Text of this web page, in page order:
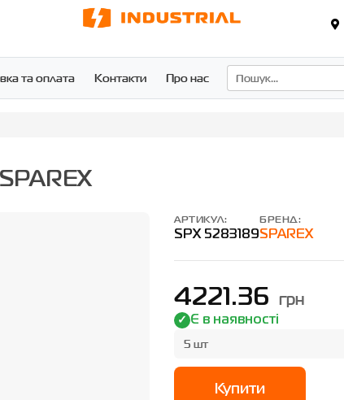
та оплата Контакти Про нас
АРТИКУЛ:
SPX 5283189
БРЕНД:
SPAREX
4221.36 грн
Є в наявності
5 шт
Купити